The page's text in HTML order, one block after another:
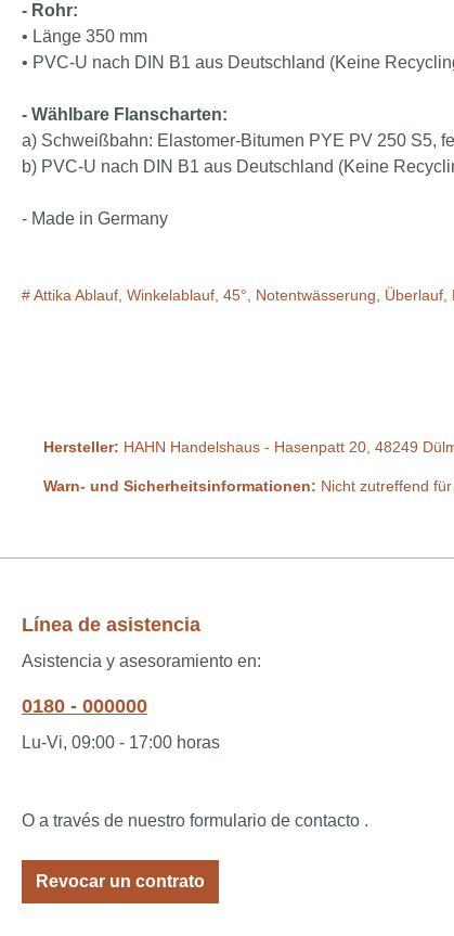
- Rohr:
• Länge 350 mm
• PVC-U nach DIN B1 aus Deutschland (Keine
- Wählbare Flanscharten:
a) Schweißbahn: Elastomer-Bitumen PYE PV 250 S5,
b) PVC-U nach DIN B1 aus Deutschland (Keine
- Made in Germany
# Attika Ablauf, Winkelablauf, 45°, Notentwässerung,
Hersteller: HAHN Handelshaus - Hasenpatt 20, 48249
Warn- und Sicherheitsinformationen: Nicht zutreffend
Línea de asistencia
Asistencia y asesoramiento en:
0180 - 000000
Lu-Vi, 09:00 - 17:00 horas
O a través de nuestro formulario de contacto .
Revocar un contrato